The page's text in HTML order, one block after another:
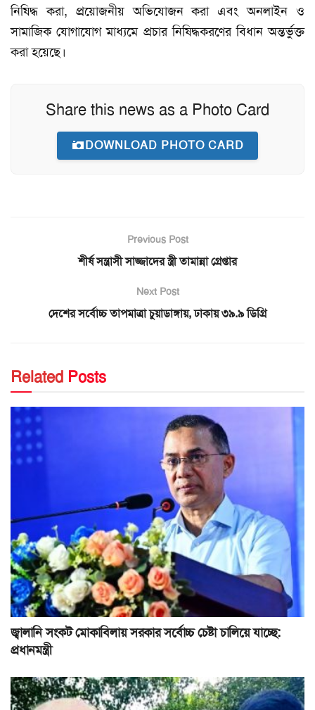
নিষিদ্ধ করা, প্রয়োজনীয় অভিযোজন করা এবং অনলাইন ও
সামাজিক যোগাযোগ মাধ্যমে প্রচার নিষিদ্ধকরণের বিধান অন্তর্ভুক্ত
করা হয়েছে।
Share this news as a Photo Card
DOWNLOAD PHOTO CARD
Previous Post
শীর্ষ সন্ত্রাসী সাজ্জাদের স্ত্রী তামান্না গ্রেপ্তার
Next Post
দেশের সর্বোচ্চ তাপমাত্রা চুয়াডাঙ্গায়, ঢাকায় ৩৯.৯ ডিগ্রি
Related Posts
জ্বালানি সংকট মোকাবিলায় সরকার সর্বোচ্চ চেষ্টা চালিয়ে যাচ্ছে:
প্রধানমন্ত্রী